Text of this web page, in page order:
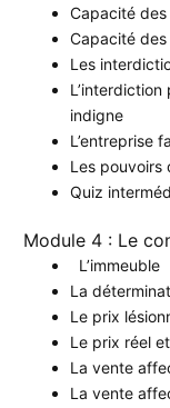
Capacité
Capacité
Les
L’interdiction
indigne
L’entreprise
Les pouvoirs
Quiz
Module 4 : Le
L’immeuble
La
Le prix
Le prix réel
La vente
La vente